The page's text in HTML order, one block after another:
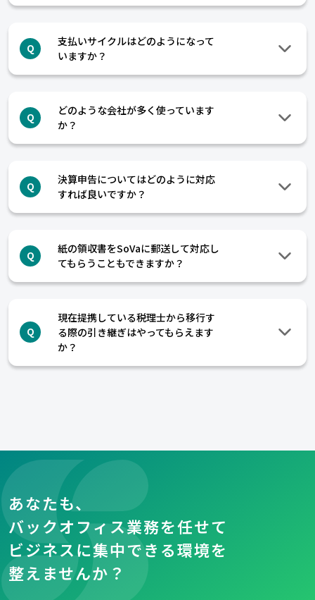
Q
支払いサイクルはどのようになって
いますか？
Q
どのような会社が多く使っています
か？
Q
決算申告についてはどのように対応
すれば良いですか？
Q
紙の領収書をSoVaに郵送して対応し
てもらうこともできますか？
Q
現在提携している税理士から移行す
る際の引き継ぎはやってもらえます
か？
あなたも、
バックオフィス業務を任せて
ビジネスに集中できる環境を
整えませんか？